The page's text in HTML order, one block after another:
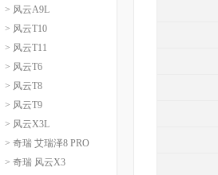
> 风云A9L
> 风云T10
> 风云T11
> 风云T6
> 风云T8
> 风云T9
> 风云X3L
> 奇瑞 艾瑞泽8 PRO
> 奇瑞 风云X3